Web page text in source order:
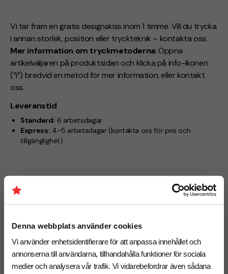
Denna webbplats använder cookies
Vi använder enhetsidentifierare för att anpassa innehållet och
annonserna till användarna, tillhandahålla funktioner för sociala
medier och analysera vår trafik. Vi vidarebefordrar även sådana
Vi tar fram en gratis designskiss inom 1 timme. Vill du trycka
i annan storlek, position eller tryckteknik – kontakta oss.
Mer information om tryckmetoderna: Öppna
artikelväljaren på produktsidan och klicka på info-ikonen
(”i”) bredvid en metod för mer information, eller kontakt
oss.
Leveranstid
Standard: 6 arbetsdagar
Express: 4–5 arbetsdagar(kontakta oss för pris och
tillgänglighet)
Specifikationer
Pristabell